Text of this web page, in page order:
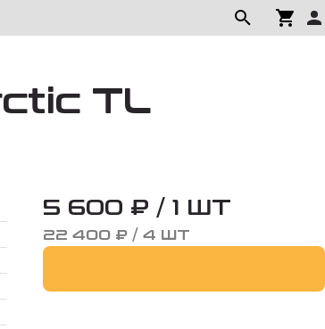
TL
5 600 ₽ / 1 ШТ
22 400 ₽ / 4 ШТ